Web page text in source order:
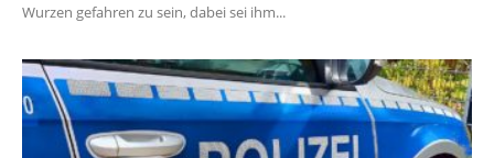
Wurzen gefahren zu sein, dabei sei ihm...